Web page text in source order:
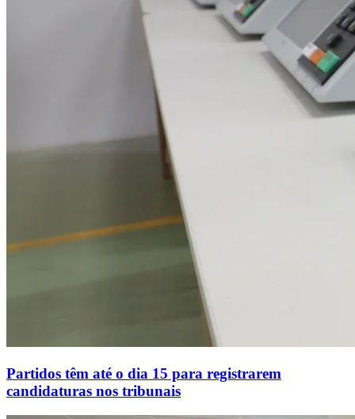
Partidos têm até o dia 15 para registrarem
candidaturas nos tribunais